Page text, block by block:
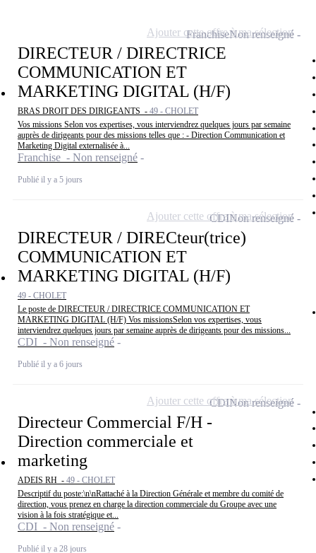
DIRECTEUR / DIRECTRICE
COMMUNICATION ET
MARKETING DIGITAL (H/F)
BRAS DROIT DES DIRIGEANTS - 49 - CHOLET
Vos missions Selon vos expertises, vous interviendrez quelques jours par semaine
auprès de dirigeants pour des missions telles que : - Direction Communication et
Marketing Digital externalisée à...
Franchise - Non renseigné
Publié il y a 5 jours
FranchiseNon renseigné
Ajouter cette offre à ma sélection
DIRECTEUR / DIRECteur(trice)
COMMUNICATION ET
MARKETING DIGITAL (H/F)
49 - CHOLET
Le poste de DIRECTEUR / DIRECTRICE COMMUNICATION ET
MARKETING DIGITAL (H/F) Vos missionsSelon vos expertises, vous
interviendrez quelques jours par semaine auprès de dirigeants pour des missions...
CDI - Non renseigné
Publié il y a 6 jours
CDINon renseigné
Ajouter cette offre à ma sélection
Directeur Commercial F/H -
Direction commerciale et
marketing
ADEIS RH - 49 - CHOLET
Descriptif du poste:\n\nRattaché à la Direction Générale et membre du comité de
direction, vous prenez en charge la direction commerciale du Groupe avec une
vision à la fois stratégique et...
CDI - Non renseigné
Publié il y a 28 jours
CDINon renseigné
Ajouter cette offre à ma sélection